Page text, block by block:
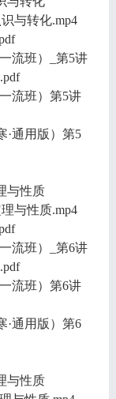
与转化.mp4
流班）_第5讲
流班）第5讲
通用版）第5
与性质
与性质.mp4
流班）_第6讲
流班）第6讲
通用版）第6
与性质